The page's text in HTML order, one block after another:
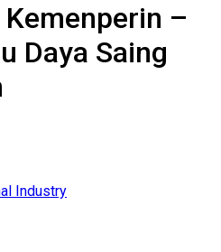
–
Daya Saing
Industry